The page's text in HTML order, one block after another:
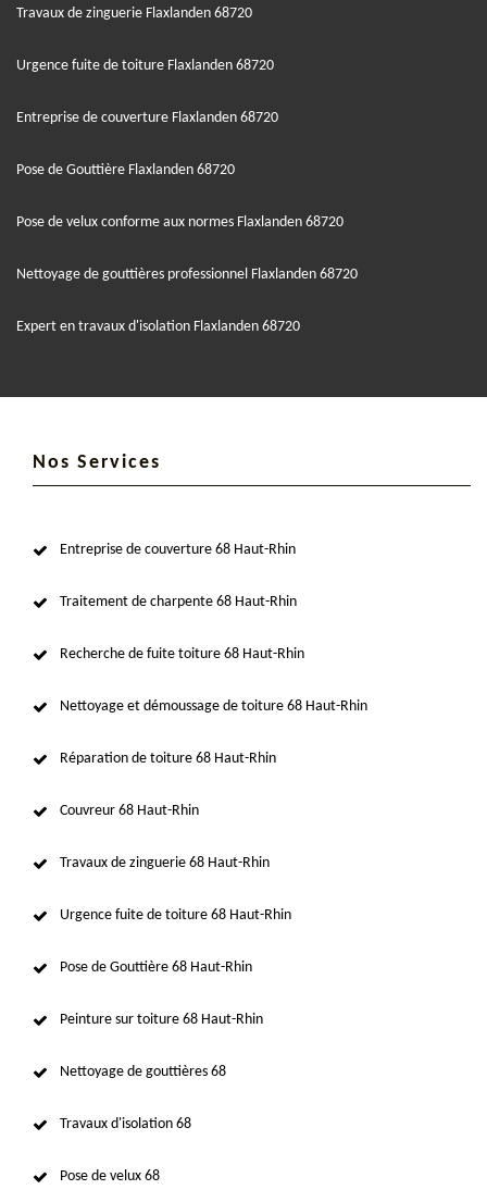
Travaux de zinguerie Flaxlanden 68720
Urgence fuite de toiture Flaxlanden 68720
Entreprise de couverture Flaxlanden 68720
Pose de Gouttière Flaxlanden 68720
Pose de velux conforme aux normes Flaxlanden 68720
Nettoyage de gouttières professionnel Flaxlanden 68720
Expert en travaux d'isolation Flaxlanden 68720
Nos Services
Entreprise de couverture 68 Haut-Rhin
Traitement de charpente 68 Haut-Rhin
Recherche de fuite toiture 68 Haut-Rhin
Nettoyage et démoussage de toiture 68 Haut-Rhin
Réparation de toiture 68 Haut-Rhin
Couvreur 68 Haut-Rhin
Travaux de zinguerie 68 Haut-Rhin
Urgence fuite de toiture 68 Haut-Rhin
Pose de Gouttière 68 Haut-Rhin
Peinture sur toiture 68 Haut-Rhin
Nettoyage de gouttières 68
Travaux d'isolation 68
Pose de velux 68